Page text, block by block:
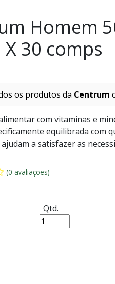
Homem
30 comps
os produtos da Centrum
com vitaminas e
equilibrada com
a satisfazer as
(0 avaliações)
Qtd.